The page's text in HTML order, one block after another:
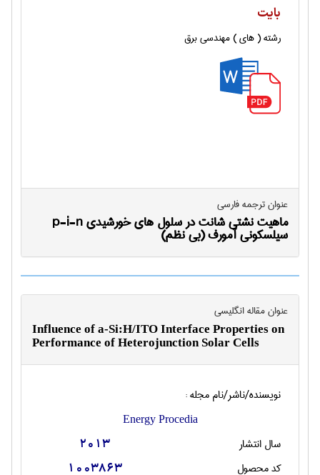
بایت
رشته ( های ) مهندسی برق
عنوان ترجمه فارسی
ماهیت نشتی شانت در سلول های خورشیدی p-i-n
سیلسکونی آمورف (بی نظم)
عنوان مقاله انگليسی
Influence of a-Si:H/ITO Interface Properties on
Performance of Heterojunction Solar Cells
نویسنده/ناشر/نام مجله :
Energy Procedia
سال انتشار 2013
کد محصول 1003863